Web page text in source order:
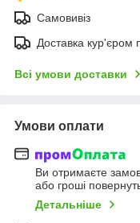
Самовивіз
Доставка кур'єром
Всі умови доставки
Умови оплати
Ви отримаєте
або гроші
Детальніше